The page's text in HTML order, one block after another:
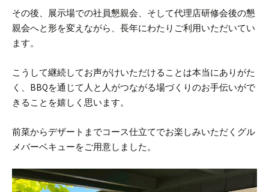
その後、展示場での社員懇親会、そして代理店研修会後の懇
親会へと形を変えながら、長年にわたりご利用いただいてい
ます。
こうして継続してお声がけいただけることは本当にありがた
く、BBQを通じて人と人がつながる場づくりのお手伝いがで
きることを嬉しく思います。
前菜からデザートまでコース仕立てでお楽しみいただくグル
メバーベキューをご用意しました。